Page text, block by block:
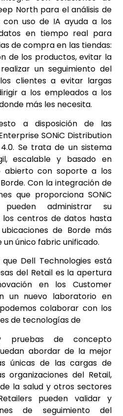
North para el análisis de
con uso de IA ayuda a los
en tiempo real para
de compra en las tiendas:
de los productos, evitar la
un seguimiento del
clientes a evitar largas
a los empleados a los
más les necesita.
a disposición de las
SONiC Distribution
Se trata de un sistema
escalable y basado en
abierto con soporte a los
Con la integración de
que proporciona SONiC
administrar su
centros de datos hasta
de Borde más
único fabric unificado.
Dell Technologies está
del Retail es la apertura
en los Customer
un nuevo laboratorio en
colaborar con los
de tecnologías de
pruebas de concepto
abordar de la mejor
únicas de las cargas de
organizaciones del Retail,
la salud y otros sectores
pueden validar y
de seguimiento del